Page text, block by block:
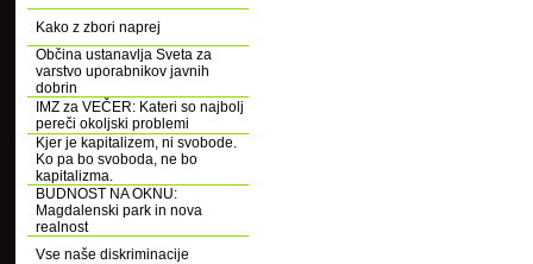
Kako z zbori naprej
Občina ustanavlja Sveta za
varstvo uporabnikov javnih
dobrin
IMZ za VEČER: Kateri so najbolj
pereči okoljski problemi
Kjer je kapitalizem, ni svobode.
Ko pa bo svoboda, ne bo
kapitalizma.
BUDNOST NA OKNU:
Magdalenski park in nova
realnost
Vse naše diskriminacije